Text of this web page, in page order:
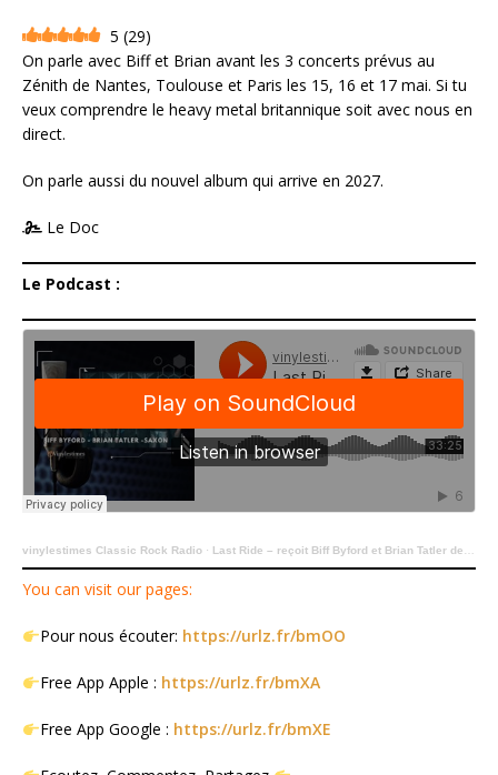
5 (29)
On parle avec Biff et Brian avant les 3 concerts prévus au
Zénith de Nantes, Toulouse et Paris les 15, 16 et 17 mai. Si tu
veux comprendre le heavy metal britannique soit avec nous en
direct.
On parle aussi du nouvel album qui arrive en 2027.
Le Doc
Le Podcast :
vinylestimes Classic Rock Radio · Last Ride – reçoit Biff Byford et Brian Tatler de SAXON.
You can visit our pages:
Pour nous écouter: https://urlz.fr/bmOO
Free App Apple : https://urlz.fr/bmXA
Free App Google : https://urlz.fr/bmXE